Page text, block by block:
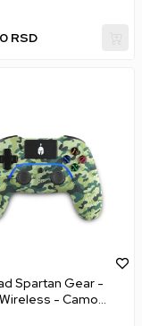
RSD
Spartan Gear -
- Camo